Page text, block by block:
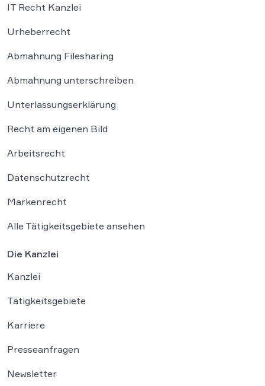
IT Recht Kanzlei
Urheberrecht
Abmahnung Filesharing
Abmahnung unterschreiben
Unterlassungserklärung
Recht am eigenen Bild
Arbeitsrecht
Datenschutzrecht
Markenrecht
Alle Tätigkeitsgebiete ansehen
Die Kanzlei
Kanzlei
Tätigkeitsgebiete
Karriere
Presseanfragen
Newsletter